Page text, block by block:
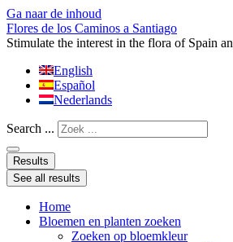
Ga naar de inhoud
Flores de los Caminos a Santiago
Stimulate the interest in the flora of Spain
English
Español
Nederlands
Search ...
Results
See all results
Home
Bloemen en planten zoeken
Zoeken op bloemkleur